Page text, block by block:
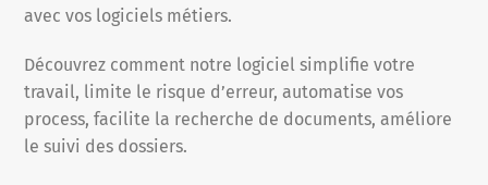
avec vos logiciels métiers.
Découvrez comment notre logiciel simplifie votre
travail, limite le risque d’erreur, automatise vos
process, facilite la recherche de documents, améliore
le suivi des dossiers.